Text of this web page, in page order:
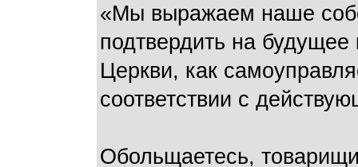
«Мы выражаем наше
подтвердить на будущее
Церкви, как
соответствии с
Обольщаетесь,